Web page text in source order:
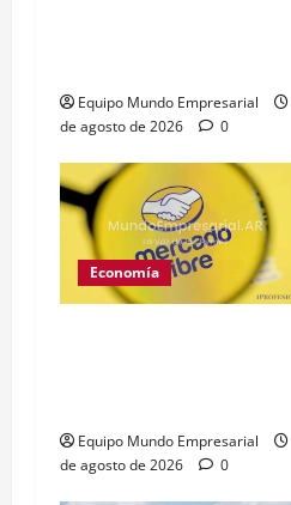
Equipo Mundo Empresarial
de agosto de 2026
0
Economía
Equipo Mundo Empresarial
de agosto de 2026
0